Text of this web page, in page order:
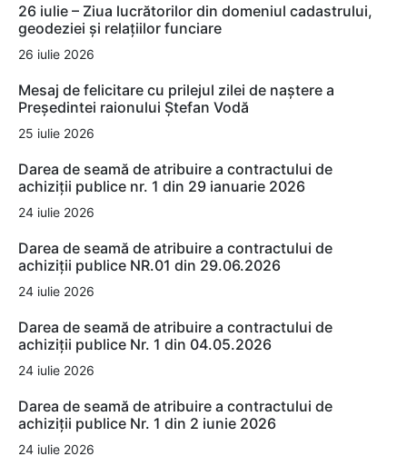
26 iulie – Ziua lucrătorilor din domeniul cadastrului,
geodeziei și relațiilor funciare
26 iulie 2026
Mesaj de felicitare cu prilejul zilei de naștere a
Președintei raionului Ștefan Vodă
25 iulie 2026
Darea de seamă de atribuire a contractului de
achiziții publice nr. 1 din 29 ianuarie 2026
24 iulie 2026
Darea de seamă de atribuire a contractului de
achiziții publice NR.01 din 29.06.2026
24 iulie 2026
Darea de seamă de atribuire a contractului de
achiziții publice Nr. 1 din 04.05.2026
24 iulie 2026
Darea de seamă de atribuire a contractului de
achiziții publice Nr. 1 din 2 iunie 2026
24 iulie 2026